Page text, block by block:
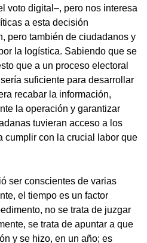
voto digital–, pero nos interesa
a esta decisión
pero también de ciudadanos y
la logística. Sabiendo que se
que a un proceso electoral
suficiente para desarrollar
recabar la información,
la operación y garantizar
tuvieran acceso a los
cumplir con la crucial labor que
ser conscientes de varias
el tiempo es un factor
no se trata de juzgar
se trata de apuntar a que
y se hizo, en un año; es